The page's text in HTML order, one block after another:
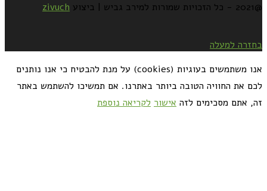
@2021 - כל הזכויות שמורות למירב גביש | ביצוע zivuch
בחזרה למעלה
אנו משתמשים בעוגיות (cookies) על מנת להבטיח כי אנו נותנים
לכם את החוויה הטובה ביותר באתרנו. אם תמשיכו להשתמש באתר
זה, אתם מסכימים לזה אישור לקריאה נוספת